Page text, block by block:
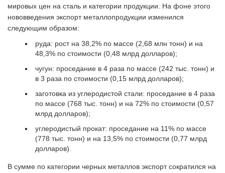
мировых цен на сталь и категории продукции. На фоне этого
нововведения экспорт металлопродукции изменился
следующим образом:
руда: рост на 38,2% по массе (2,68 млн тонн) и на
48,3% по стоимости (0,48 млрд долларов);
чугун: проседание в 4 раза по массе (242 тыс. тонн) и
в 3 раза по стоимости (0,15 млрд долларов);
заготовка из углеродистой стали: проседание в 4 раза
по массе (768 тыс. тонн) и на 72% по стоимости (0,57
млрд долларов);
углеродистый прокат: проседание на 11% по массе
(778 тыс. тонн) и на 13,5% по стоимости (0,77 млрд
долларов).
В сумме по категории черных металлов экспорт сократился на